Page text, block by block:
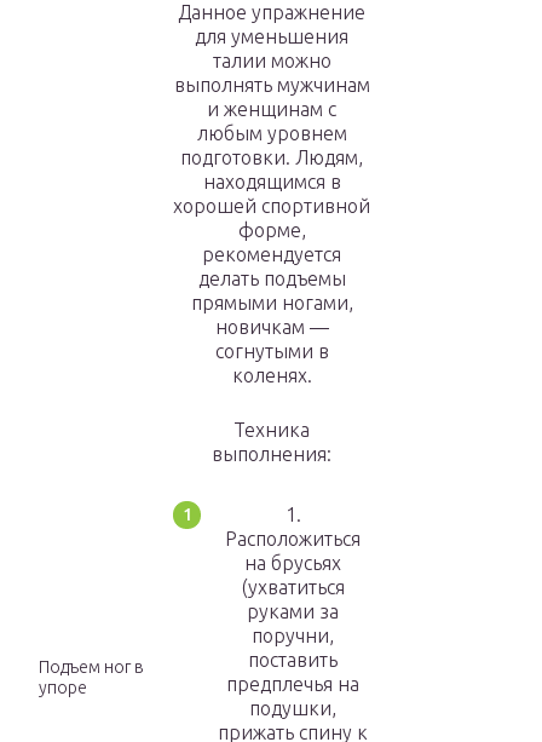
Подъем ног в
упоре
Данное упражнение
для уменьшения
талии можно
выполнять мужчинам
и женщинам с
любым уровнем
подготовки. Людям,
находящимся в
хорошей спортивной
форме,
рекомендуется
делать подъемы
прямыми ногами,
новичкам —
согнутыми в
коленях.
Техника
выполнения:
1.
Расположиться
на брусьях
(ухватиться
руками за
поручни,
поставить
предплечья на
подушки,
прижать спину к